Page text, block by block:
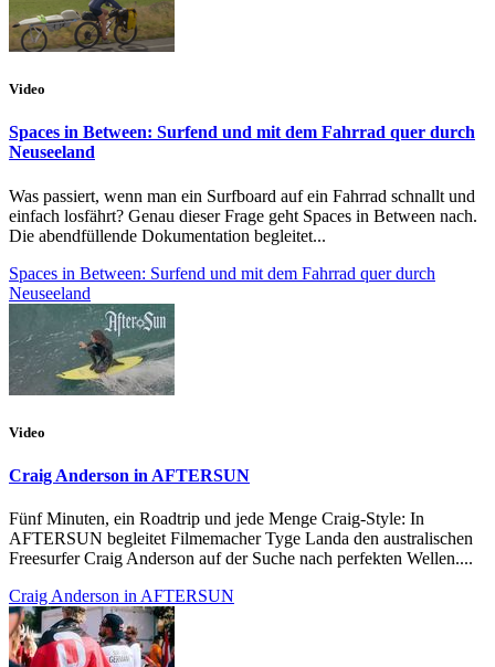
Video
Spaces in Between: Surfend und mit dem Fahrrad quer durch
Neuseeland
Was passiert, wenn man ein Surfboard auf ein Fahrrad schnallt und
einfach losfährt? Genau dieser Frage geht Spaces in Between nach.
Die abendfüllende Dokumentation begleitet...
Spaces in Between: Surfend und mit dem Fahrrad quer durch
Neuseeland
Video
Craig Anderson in AFTERSUN
Fünf Minuten, ein Roadtrip und jede Menge Craig-Style: In
AFTERSUN begleitet Filmemacher Tyge Landa den australischen
Freesurfer Craig Anderson auf der Suche nach perfekten Wellen....
Craig Anderson in AFTERSUN